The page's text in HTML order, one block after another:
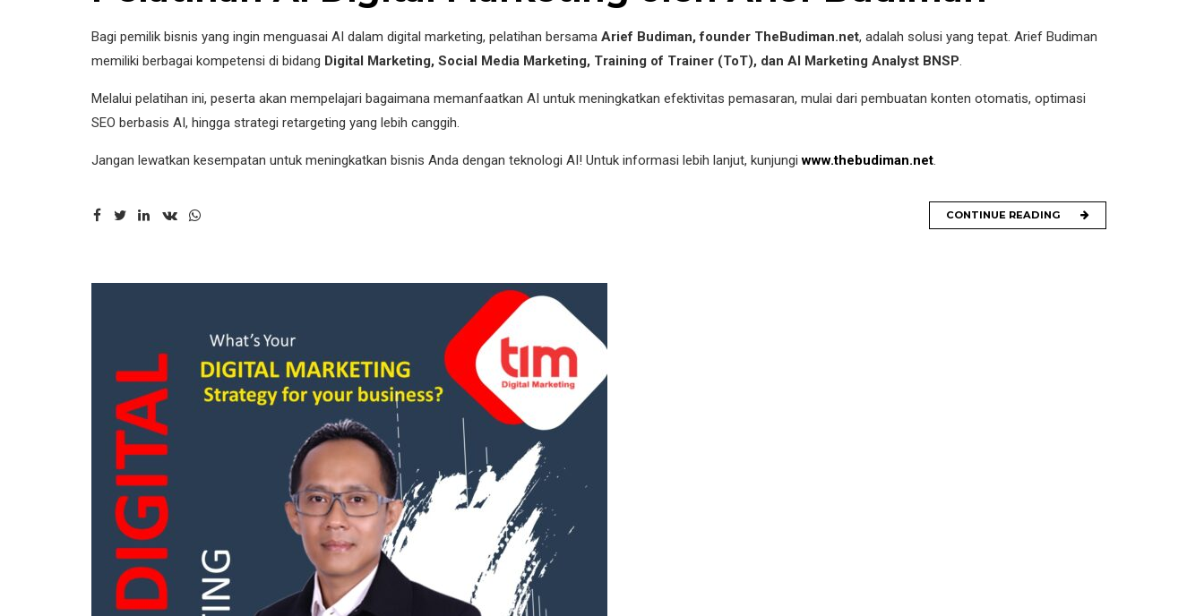
Bagi pemilik bisnis yang ingin menguasai AI dalam digital marketing, pelatihan bersama Arief Budiman, founder TheBudiman.net, adalah solusi yang tepat. Arief Budiman
memiliki berbagai kompetensi di bidang Digital Marketing, Social Media Marketing, Training of Trainer (ToT), dan AI Marketing Analyst BNSP.
Melalui pelatihan ini, peserta akan mempelajari bagaimana memanfaatkan AI untuk meningkatkan efektivitas pemasaran, mulai dari pembuatan konten otomatis, optimasi
SEO berbasis AI, hingga strategi retargeting yang lebih canggih.
Jangan lewatkan kesempatan untuk meningkatkan bisnis Anda dengan teknologi AI! Untuk informasi lebih lanjut, kunjungiwww.thebudiman.net.
CONTINUE READING